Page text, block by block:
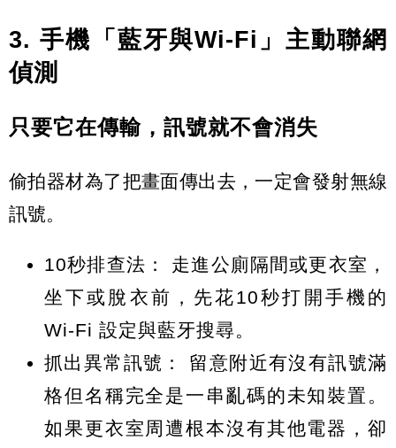
3. 手機「藍牙與Wi-Fi」主動聯網
偵測
只要它在傳輸，訊號就不會消失
偷拍器材為了把畫面傳出去，一定會發射無線
訊號。
10秒排查法：
走進公廁隔間或更衣室，
坐下或脫衣前，先花10秒打開手機的
Wi-Fi 設定與藍牙搜尋。
抓出異常訊號：
留意附近有沒有訊號滿
格但名稱完全是一串亂碼的未知裝置。
如果更衣室周遭根本沒有其他電器，卻